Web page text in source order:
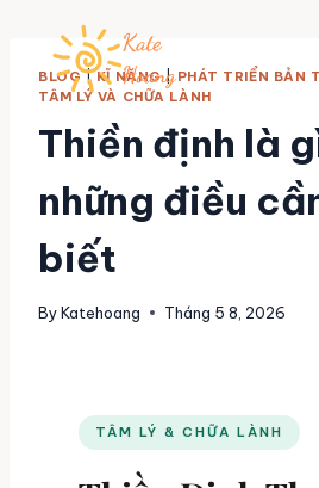
BLOG|KĨ NĂNG|PHÁT TRIỂN BẢN
TÂM LÝ VÀ CHỮA LÀNH
Thiền định là
những điều
biết
ByKatehoang Tháng 5 8, 2026
TÂM LÝ & CHỮA LÀNH